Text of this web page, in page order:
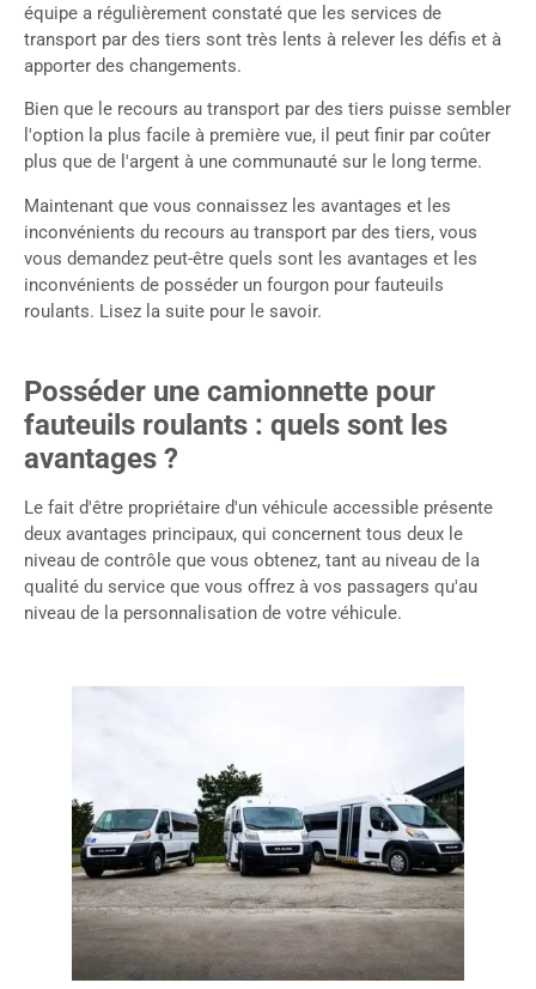
équipe a régulièrement constaté que les services de
transport par des tiers sont très lents à relever les défis et à
apporter des changements.
Bien que le recours au transport par des tiers puisse sembler
l'option la plus facile à première vue, il peut finir par coûter
plus que de l'argent à une communauté sur le long terme.
Maintenant que vous connaissez les avantages et les
inconvénients du recours au transport par des tiers, vous
vous demandez peut-être quels sont les avantages et les
inconvénients de posséder un fourgon pour fauteuils
roulants. Lisez la suite pour le savoir.
Posséder une camionnette pour
fauteuils roulants : quels sont les
avantages ?
Le fait d'être propriétaire d'un véhicule accessible présente
deux avantages principaux, qui concernent tous deux le
niveau de contrôle que vous obtenez, tant au niveau de la
qualité du service que vous offrez à vos passagers qu'au
niveau de la personnalisation de votre véhicule.